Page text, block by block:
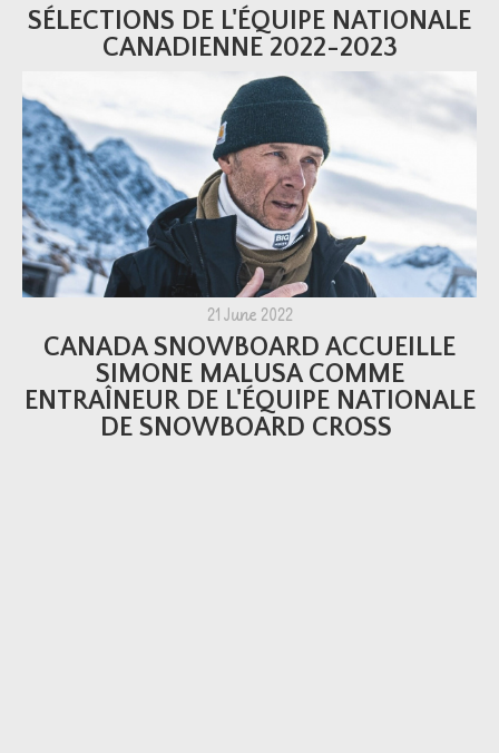
SÉLECTIONS DE L'ÉQUIPE NATIONALE
CANADIENNE 2022-2023
21 June 2022
CANADA SNOWBOARD ACCUEILLE
SIMONE MALUSA COMME
ENTRAÎNEUR DE L'ÉQUIPE NATIONALE
DE SNOWBOARD CROSS